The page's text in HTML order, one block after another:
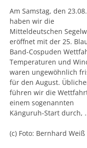
Am Samstag, den
haben wir die
Mitteldeutschen
eröffnet mit der 25.
Band-Cospuden
Temperaturen und
waren ungewöhnlich
für den August.
führen wir die
einem sogenannten
Känguruh-Start durch,
(c) Foto: Bernhard Weiß